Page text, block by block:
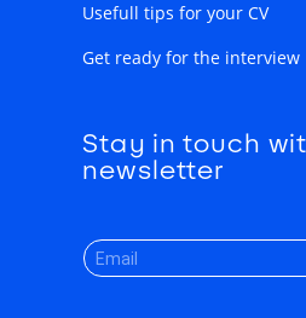
Usefull tips for your CV
Get ready for the interview
Stay in touch
newsletter